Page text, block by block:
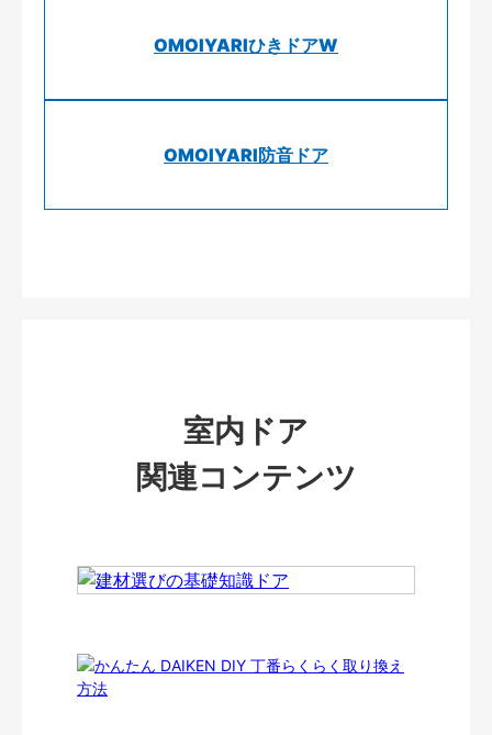
OMOIYARIひきドアW
OMOIYARI防音ドア
室内ドア
関連コンテンツ